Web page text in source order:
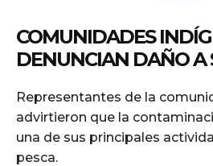
COMUNIDADES
DENUNCIAN DAÑO A
Representantes de la
advirtieron que la
una de sus principales
pesca.